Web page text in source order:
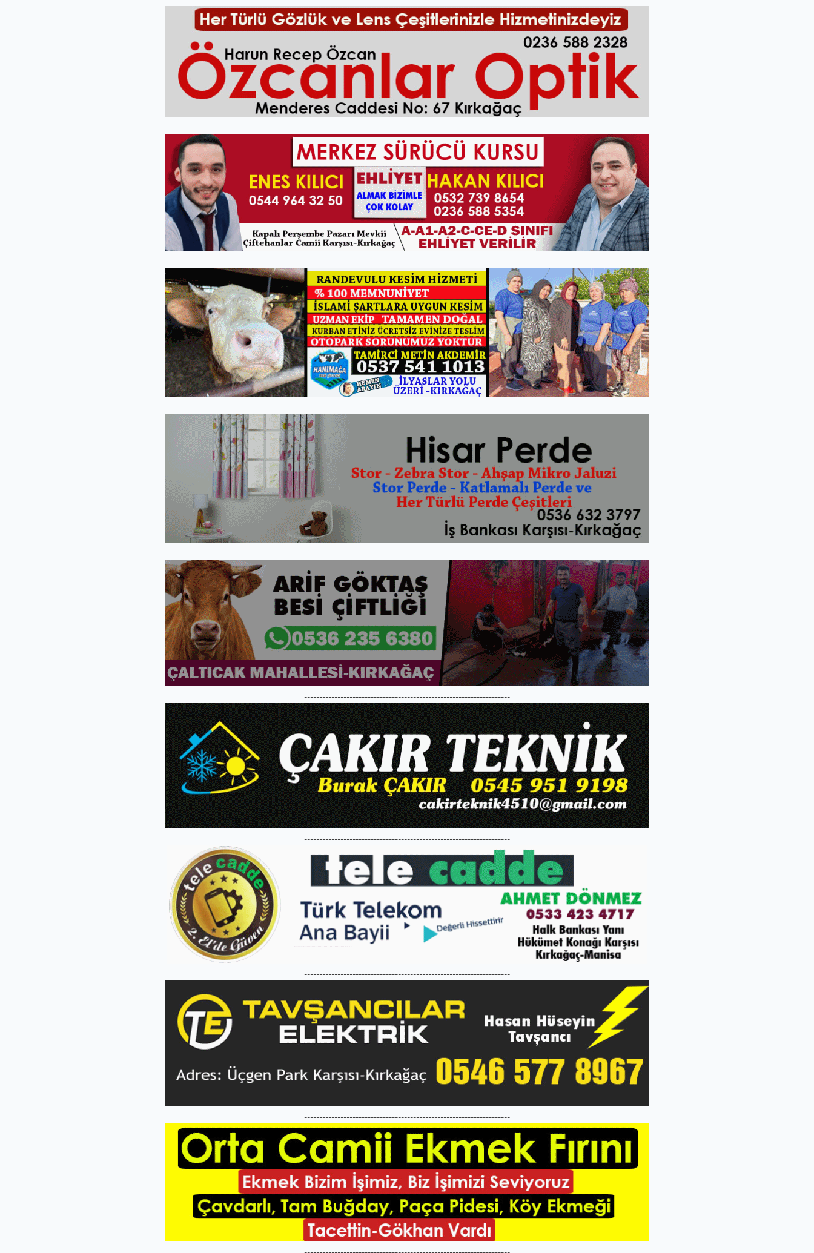
--------------------------------------------------------------------
--------------------------------------------------------------------
--------------------------------------------------------------------
--------------------------------------------------------------------
--------------------------------------------------------------------
--------------------------------------------------------------------
--------------------------------------------------------------------
--------------------------------------------------------------------